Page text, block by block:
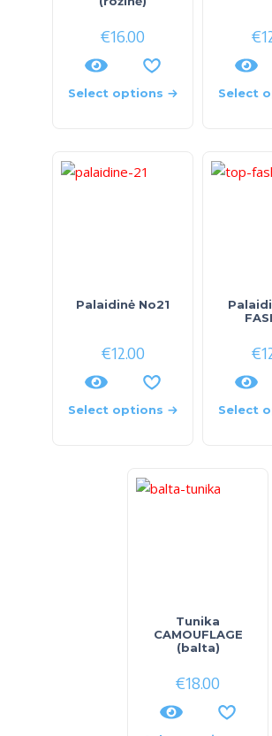
€16.00
Select options
€
Select
Palaidinė No21
€12.00
Select options
€
Select
Tunika
CAMOUFLAGE
(balta)
€18.00